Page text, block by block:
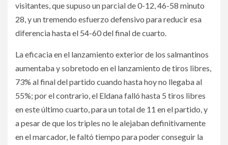
visitantes, que supuso un parcial de 0-12, 46-58 minuto
28, y un tremendo esfuerzo defensivo para reducir esa
diferencia hasta el 54-60 del final de cuarto.
La eficacia en el lanzamiento exterior de los salmantinos
aumentaba y sobretodo en el lanzamiento de tiros libres,
73% al final del partido cuando hasta hoy no llegaba al
55%; por el contrario, el Eldana falló hasta 5 tiros libres
en este último cuarto, para un total de 11 en el partido, y
a pesar de que los triples no le alejaban definitivamente
en el marcador, le faltó tiempo para poder conseguir la